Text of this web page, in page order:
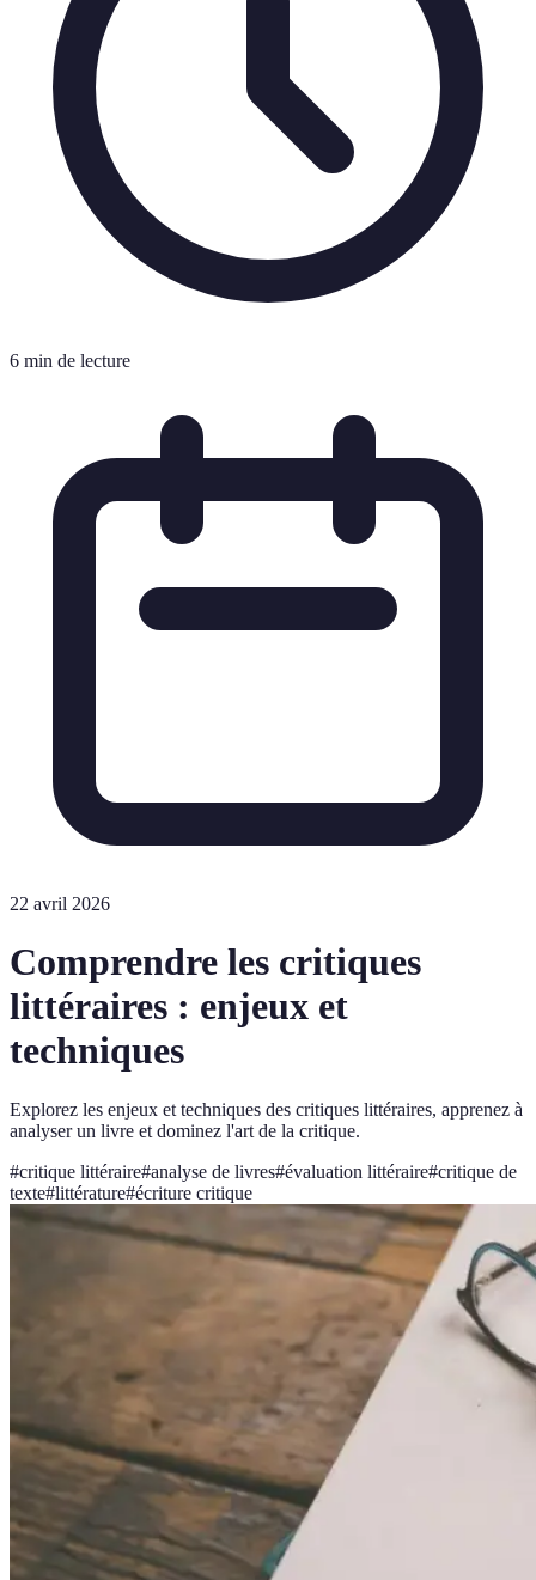
6 min de lecture
22 avril 2026
Comprendre les critiques
littéraires : enjeux et
techniques
Explorez les enjeux et techniques des critiques littéraires, apprenez à
analyser un livre et dominez l'art de la critique.
#critique littéraire#analyse de livres#évaluation littéraire#critique de
texte#littérature#écriture critique